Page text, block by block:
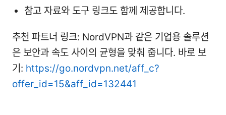
참고 자료와 도구 링크도 함께 제공합니다.
추천 파트너 링크: NordVPN과 같은 기업용 솔루션
은 보안과 속도 사이의 균형을 맞춰 줍니다. 바로 보
기: https://go.nordvpn.net/aff_c?
offer_id=15&aff_id=132441